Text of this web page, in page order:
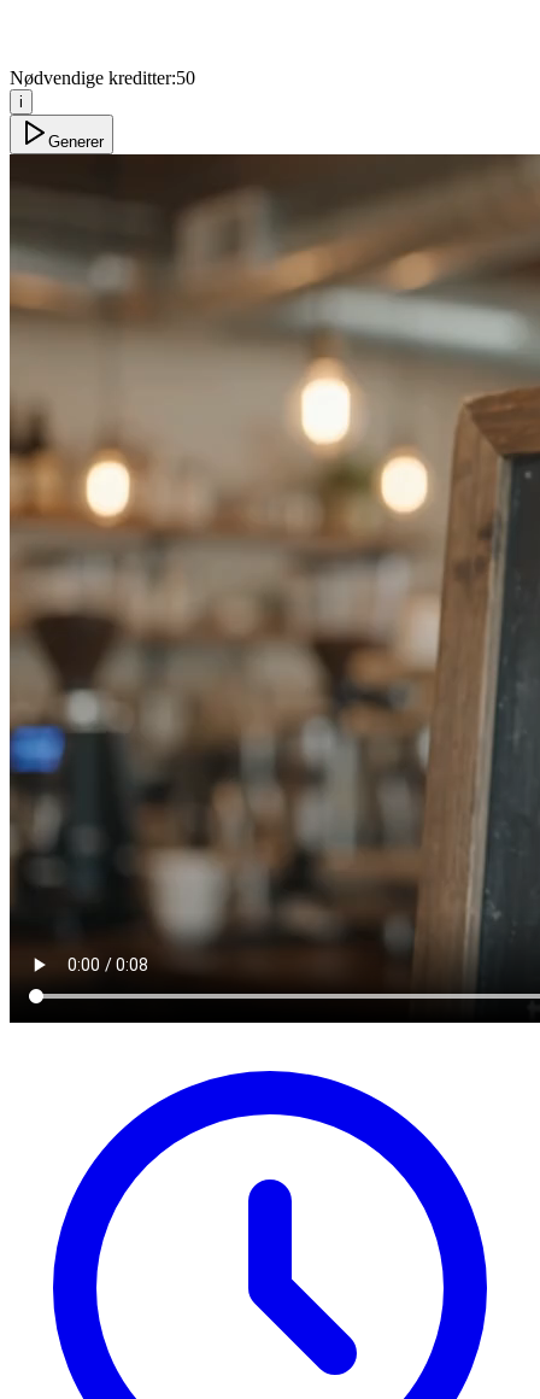
Nødvendige kreditter:50
i
Generer